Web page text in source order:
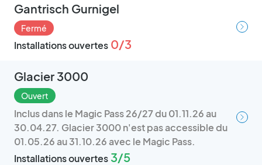
Gantrisch Gurnigel
Fermé
Installations ouvertes 0/3
Glacier 3000
Ouvert
Inclus dans le Magic Pass 26/27 du 01.11.26 au
30.04.27. Glacier 3000 n'est pas accessible du
01.05.26 au 31.10.26 avec le Magic Pass.
Installations ouvertes 3/5